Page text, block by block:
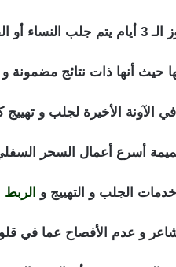
السحر
حيث أنها ذات نتائج مضمونة و
الآونة الأخيرة لجلب و تهييج
أسرع أعمال السحر
الجلب و التهييج و الربط
و عدم الأفصاح عما في